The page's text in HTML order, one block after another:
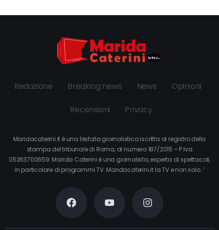
Redazione Breaking news News Opinioni
Recensioni Privacy
Maridacaterini.it è una testata giornalistica iscritta al registro della
stampa del tribunale di Roma, al numero 187/2015 – P.Iva
05263700659. Marida Caterini è una giornalista, esperta di spettacoli,
in particolare di programmi TV. Maridacaterini.it la TV e non solo…’